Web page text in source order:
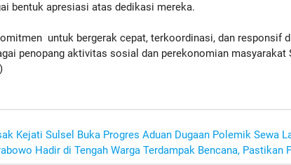
bentuk apresiasi atas dedikasi mereka.
untuk bergerak cepat, terkoordinasi, dan responsif
penopang aktivitas sosial dan perekonomian masyarakat
Kejati Sulsel Buka Progres Aduan Dugaan Polemik Sewa
Hadir di Tengah Warga Terdampak Bencana, Pastikan